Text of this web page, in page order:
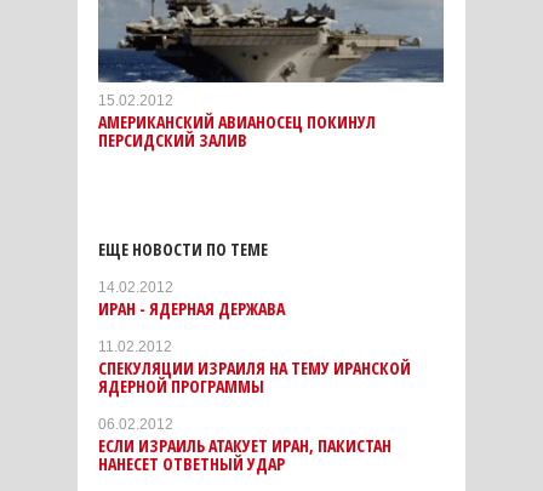
15.02.2012
АМЕРИКАНСКИЙ АВИАНОСЕЦ ПОКИНУЛ
ПЕРСИДСКИЙ ЗАЛИВ
ЕЩЕ НОВОСТИ ПО ТЕМЕ
14.02.2012
ИРАН - ЯДЕРНАЯ ДЕРЖАВА
11.02.2012
СПЕКУЛЯЦИИ ИЗРАИЛЯ НА ТЕМУ ИРАНСКОЙ
ЯДЕРНОЙ ПРОГРАММЫ
06.02.2012
ЕСЛИ ИЗРАИЛЬ АТАКУЕТ ИРАН, ПАКИСТАН
НАНЕСЕТ ОТВЕТНЫЙ УДАР